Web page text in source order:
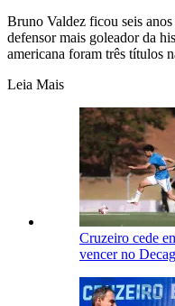
Bruno Valdez ficou seis
defensor mais goleador da
americana foram três títulos
Leia Mais
Cruzeiro cede
vencer no